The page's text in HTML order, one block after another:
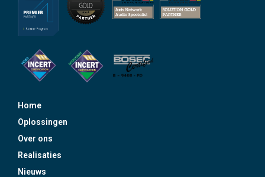
Home
Oplossingen
Over ons
Realisaties
Nieuws